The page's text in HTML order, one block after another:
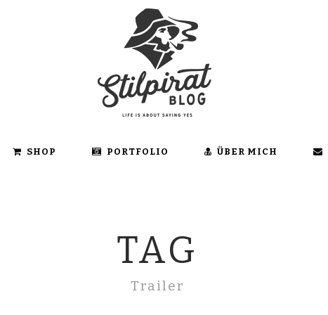
SHOP PORTFOLIO ÜBER MICH
TAG
Trailer